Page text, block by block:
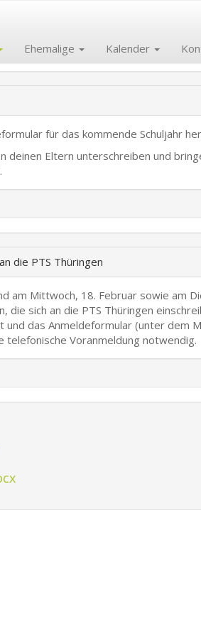
Ehemalige Kalender
für das kommende Schuljahr
deinen Eltern unterschreiben und
die PTS Thüringen
am Mittwoch, 18. Februar sowie am
die sich an die PTS Thüringen
und das Anmeldeformular (unter dem
telefonische Voranmeldung notwendig.